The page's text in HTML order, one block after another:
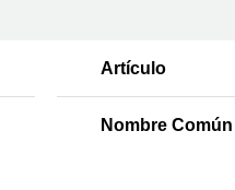
Artículo
Nombre Común